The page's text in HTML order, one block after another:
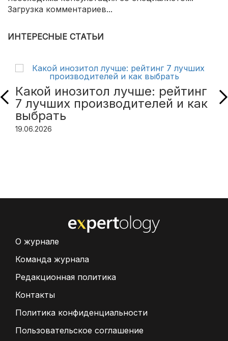
Загрузка комментариев...
ИНТЕРЕСНЫЕ СТАТЬИ
Какой инозитол лучше: рейтинг
7 лучших производителей и как
выбрать
19.06.2026
О журнале
Команда журнала
Редакционная политика
Контакты
Политика конфиденциальности
Пользовательское соглашение